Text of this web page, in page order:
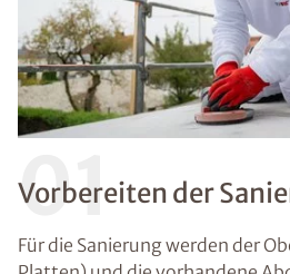
01
Vorbereiten der
Für die Sanierung werden der